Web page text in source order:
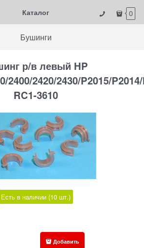
Каталог 0
Бушинги
р/в левый HP
2400/2420/2430/P2015/
RC1-3610
Есть в наличии (10 шт.)
Добавить